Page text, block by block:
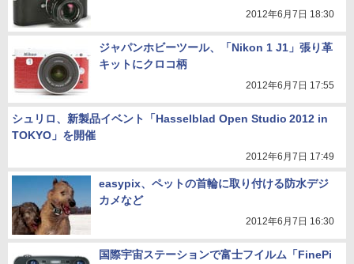
2012年6月7日 18:30
ジャパンホビーツール、「Nikon 1 J1」張り革
キットにクロコ柄
2012年6月7日 17:55
シュリロ、新製品イベント「Hasselblad Open Studio 2012 in
TOKYO」を開催
2012年6月7日 17:49
easypix、ペットの首輪に取り付ける防水デジ
カメなど
2012年6月7日 16:30
国際宇宙ステーションで富士フイルム「FinePi